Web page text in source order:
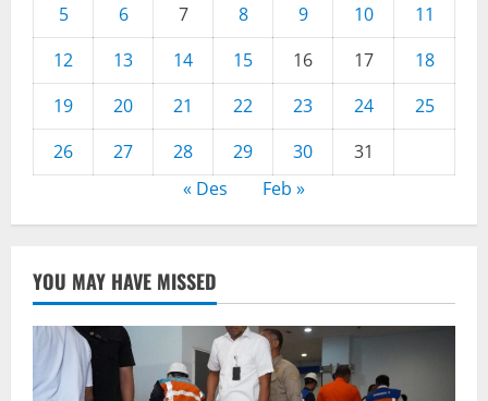
5
6 7 8 9 10
11
12
13 14 15 16 17
18
19
20 21 22 23 24
25
26
27 28 29 30
31
« Des
Feb »
YOU MAY HAVE MISSED